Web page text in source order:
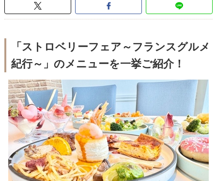
「ストロベリーフェア～フランスグルメ
紀行～」のメニューを一挙ご紹介！